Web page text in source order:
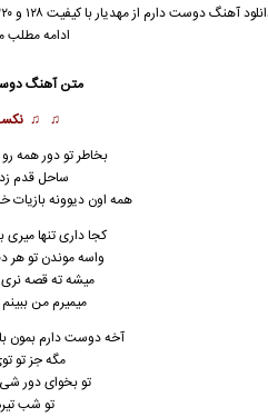
ادامه مطلب
متن آهنگ
♫ ♫
بخاطر تو دور همه
ساحل قدم
همه اون دیوونه
کجا داری تنها
واسه موندن تو هر
میشه ته قصه نری
میمیرم من
آخه دوست دارم بمون
مگه جز تو
تو بخوای دور شی
تو شب